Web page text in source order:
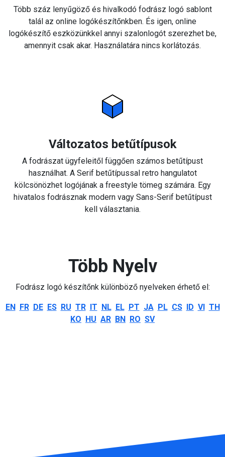
Több száz lenyűgöző és hivalkodó fodrász logó sablont
talál az online logókészítőnkben. És igen, online
logókészítő eszközünkkel annyi szalonlogót szerezhet be,
amennyit csak akar. Használatára nincs korlátozás.
Változatos betűtípusok
A fodrászat ügyfeleitől függően számos betűtípust
használhat. A Serif betűtípussal retro hangulatot
kölcsönözhet logójának a freestyle tömeg számára. Egy
hivatalos fodrásznak modern vagy Sans-Serif betűtípust
kell választania.
Több Nyelv
Fodrász logó készítőnk különböző nyelveken érhető el:
EN FR DE ES RU TR IT NL EL PT JA PL CS ID VI TH
KO HU AR BN RO SV